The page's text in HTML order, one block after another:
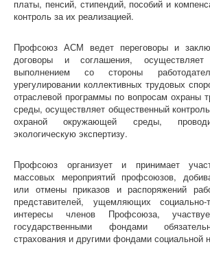
платы, пенсий, стипендий, пособий и
контроль за их реализацией.
Профсоюз АСМ ведет переговоры и
договоры и соглашения,
выполнением со стороны
урегулировании коллективных трудовых
отраслевой программы по вопросам охраны
среды, осуществляет общественный
охраной окружающей среды,
экологическую экспертизу.
Профсоюз организует и принимает
массовых мероприятий профсоюзов,
или отмены приказов и распоряжений
представителей, ущемляющих
интересы членов Профсоюза,
государственными фондами
страхования и другими фондами социальной